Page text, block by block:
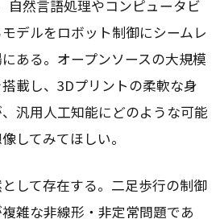
自然言語処理やコンピュータビ
デルをロボット制御にシームレ
ある。オープンソースの大規模
載し、3Dプリントの柔軟な身
汎用人工知能にどのような可能
してみてほしい。
して存在する。二足歩行の制御
雑な非線形・非定常問題であ